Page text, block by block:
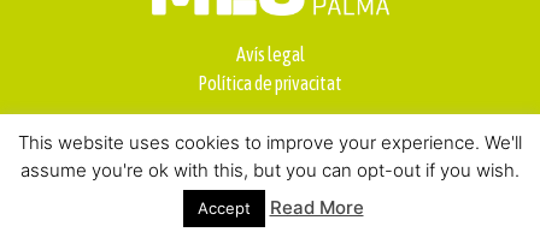
Avís legal
Política de privacitat
This website uses cookies to improve your experience. We'll
assume you're ok with this, but you can opt-out if you wish.
Accept Read More